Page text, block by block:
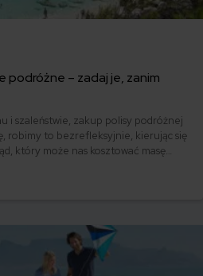
– zadaj je, zanim
i szaleństwie, zakup polisy podróżnej
robimy to bezrefleksyjnie, kierując się
który może nas kosztować masę
okaże się niewystarczająca, by